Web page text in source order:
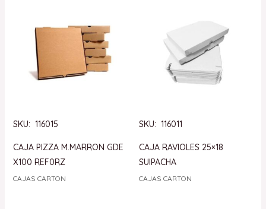
SKU: 116015
CAJA PIZZA M.MARRON GDE
X100 REF0RZ
CAJAS CARTON
SKU: 116011
CAJA RAVIOLES 25×18
SUIPACHA
CAJAS CARTON